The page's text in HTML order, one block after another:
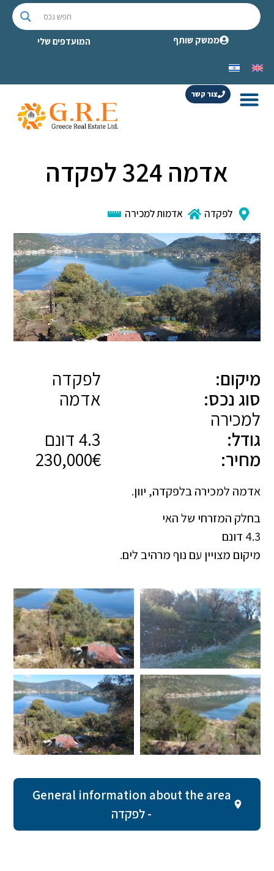
ממשק שותף המועדפים שלי
צור קשר
אדמה 324 לפקדה
לפקדה אדמות למכירה
מיקום:
לפקדה
סוג נכס:
אדמה
למכירה
גודל:
מחיר:
230,000€
אדמה למכירה בלפקדה, יוון.
בחלק המזרחי של האי
4.3 דונם
מיקום מצויין עם נוף מרהיב לים.
General information about the area
- לפקדה